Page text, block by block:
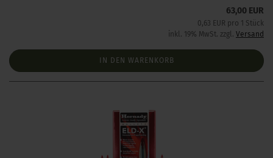
63,00 EUR
0,63 EUR pro 1 Stück
inkl. 19% MwSt. zzgl. Versand
IN DEN WARENKORB